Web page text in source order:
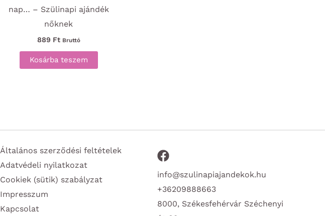
nap… – Szülinapi ajándék
nőknek
889 Ft Bruttó
Kosárba teszem
Általános szerződési feltételek
Adatvédeli nyilatkozat
Cookiek (sütik) szabályzat
Impresszum
Kapcsolat
info@szulinapiajandekok.hu
+36209888663
8000, Székesfehérvár Széchenyi